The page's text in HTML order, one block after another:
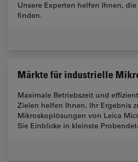
Unsere Experten helfen Ihnen,
finden.
Märkte für industrielle
Maximale Betriebszeit und
Zielen helfen Ihnen, Ihr Ergebnis
Mikroskoplösungen von Leica
Sie Einblicke in kleinste